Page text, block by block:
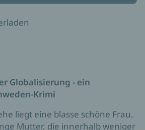
Globalisierung - ein
Krimi
liegt eine blasse schöne Frau.
Mutter, die innerhalb weniger